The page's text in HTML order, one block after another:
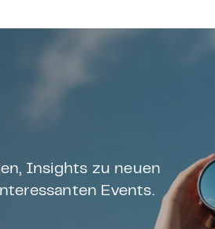
Insights zu neuen
Events.